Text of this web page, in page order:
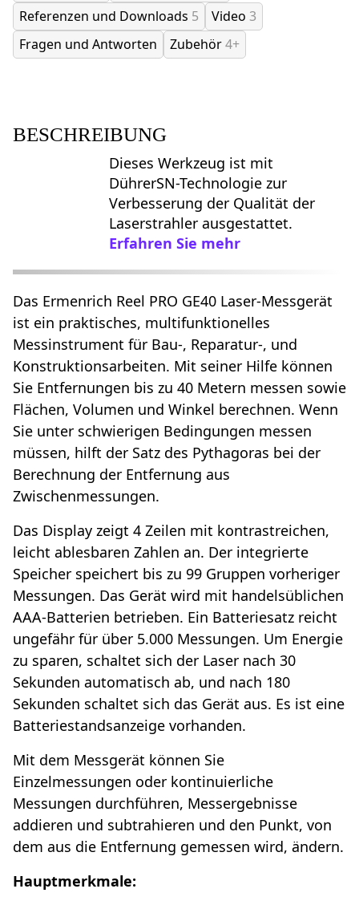
Referenzen und Downloads 5 Video 3
Fragen und Antworten
Zubehör4+
BESCHREIBUNG
Dieses Werkzeug ist mit
DührerSN-Technologie zur
Verbesserung der Qualität der
Laserstrahler ausgestattet.
Erfahren Sie mehr
Das Ermenrich Reel PRO GE40 Laser-Messgerät
ist ein praktisches, multifunktionelles
Messinstrument für Bau-, Reparatur-, und
Konstruktionsarbeiten. Mit seiner Hilfe können
Sie Entfernungen bis zu 40 Metern messen sowie
Flächen, Volumen und Winkel berechnen. Wenn
Sie unter schwierigen Bedingungen messen
müssen, hilft der Satz des Pythagoras bei der
Berechnung der Entfernung aus
Zwischenmessungen.
Das Display zeigt 4 Zeilen mit kontrastreichen,
leicht ablesbaren Zahlen an. Der integrierte
Speicher speichert bis zu 99 Gruppen vorheriger
Messungen. Das Gerät wird mit handelsüblichen
AAA-Batterien betrieben. Ein Batteriesatz reicht
ungefähr für über 5.000 Messungen. Um Energie
zu sparen, schaltet sich der Laser nach 30
Sekunden automatisch ab, und nach 180
Sekunden schaltet sich das Gerät aus. Es ist eine
Batteriestandsanzeige vorhanden.
Mit dem Messgerät können Sie
Einzelmessungen oder kontinuierliche
Messungen durchführen, Messergebnisse
addieren und subtrahieren und den Punkt, von
dem aus die Entfernung gemessen wird, ändern.
Hauptmerkmale: